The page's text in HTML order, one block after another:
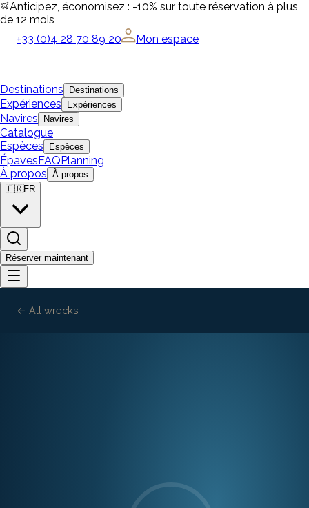
Anticipez, économisez : -10% sur toute réservation à plus
de 12 mois
+33 (0)4 28 70 89 20
Mon espace
Destinations Destinations
Expériences Expériences
Navires Navires
Catalogue
Espèces
Espèces
ÉpavesFAQPlanning
À propos À propos
🇫🇷FR
Réserver maintenant
← All wrecks